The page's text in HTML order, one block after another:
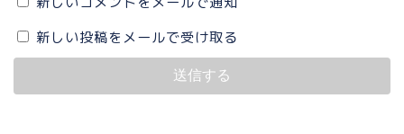
新しい投稿をメールで受け取る